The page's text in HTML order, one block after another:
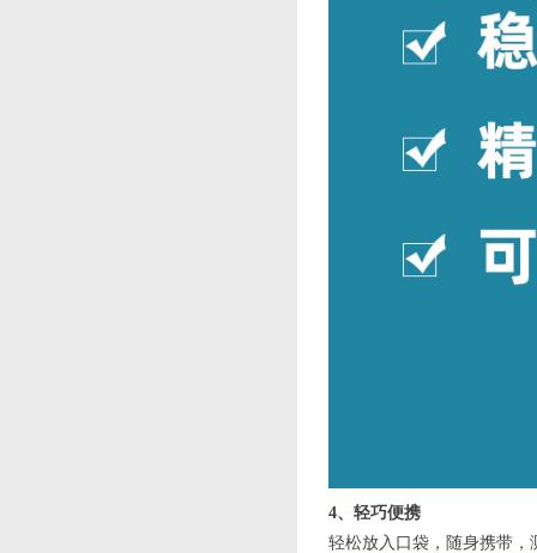
4、轻巧便携
轻松放入口袋，随身携带，